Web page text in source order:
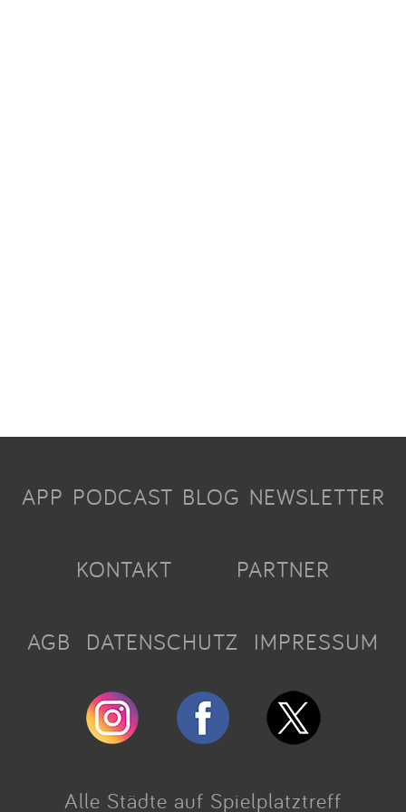
APP PODCAST BLOG NEWSLETTER
KONTAKT PARTNER
AGB DATENSCHUTZ IMPRESSUM
Alle Städte auf Spielplatztreff